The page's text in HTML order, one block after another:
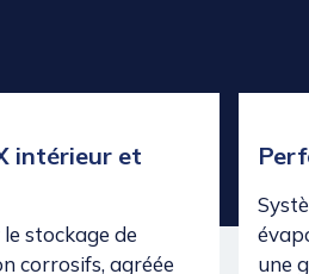
intérieur et
stockage de
corrosifs, agréée
une